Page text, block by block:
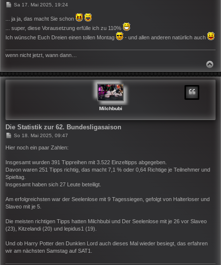
B
i
t
r
g
Sa 17. Mai 2025, 19:24
... ja ja, das macht Sie schon
... super, diese Vorausetzung erfülle ich zu 110%
Ich wünsche Euch Dreien einen tollen Montag
- und allen anderen natürlich auch
wenn nicht jetzt, wann dann…
Milchbubi
Die Statistik zur 62. Bundesligasaison
B
i
a
g
So 18. Mai 2025, 09:47
Hier noch ein paar Zahlen:
Insgesamt wurden 391 Tippreihen mit 3.522 Einzeltipps abgegeben.
Davon waren 251 Tipps richtig, das macht 7,1 % oder 0,64 Richtige je Teilnehmer und
Spieltag.
Insgesamt haben sich 27 Leute beteiligt.
Am erfolgreichsten war der Seelenlose mit 9 Tagessiegen, gefolgt von Halterloser und
Slaveo mit je 5.
Die meisten richtigen Tipps hatten Milchbubi und Der Seelenlose mit je 26 vor Slaveo
(23), Kitzelandi (20) und lepidus1 (19).
Und ob Harry Potter den Dunklen Lord auch dieses Mal wieder besiegt, das erfahren
wir am nächsten Samstag auf SAT1.